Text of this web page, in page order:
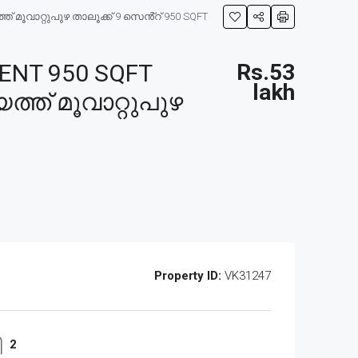
മൂവാറ്റുപുഴ താലൂക്ക് 9 സെൻ്റ് 950 SQFT
950 SQFT
മൂവാറ്റുപുഴ
Rs.53
lakh
Property ID: VK31247
2